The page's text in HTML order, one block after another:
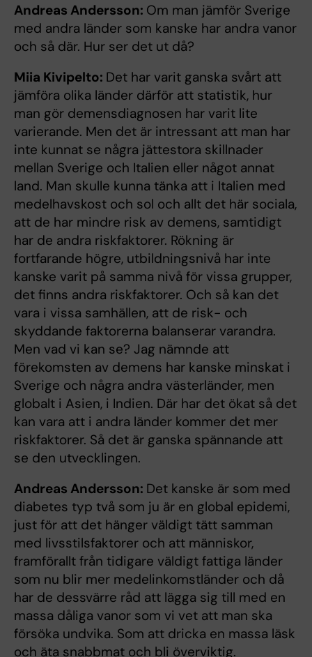
Andreas Andersson: Om man jämför Sverige
med andra länder som kanske har andra vanor
och så där. Hur ser det ut då?
Miia Kivipelto: Det har varit ganska svårt att
jämföra olika länder därför att statistik, hur
man gör demensdiagnosen har varit lite
varierande. Men det är intressant att man har
inte kunnat se några jättestora skillnader
mellan Sverige och Italien eller något annat
land. Man skulle kunna tänka att i Italien med
medelhavskost och sol och allt det här sociala,
att de har mindre risk av demens, samtidigt
har de andra riskfaktorer. Rökning är
fortfarande högre, utbildningsnivå har inte
kanske varit på samma nivå för vissa grupper,
det finns andra riskfaktorer. Och så kan det
vara i vissa samhällen, att de risk- och
skyddande faktorerna balanserar varandra.
Men vad vi kan se? Jag nämnde att
förekomsten av demens har kanske minskat i
Sverige och några andra västerländer, men
globalt i Asien, i Indien. Där har det ökat så det
kan vara att i andra länder kommer det mer
riskfaktorer. Så det är ganska spännande att
se den utvecklingen.
Andreas Andersson: Det kanske är som med
diabetes typ två som ju är en global epidemi,
just för att det hänger väldigt tätt samman
med livsstilsfaktorer och att människor,
framförallt från tidigare väldigt fattiga länder
som nu blir mer medelinkomstländer och då
har de dessvärre råd att lägga sig till med en
massa dåliga vanor som vi vet att man ska
försöka undvika. Som att dricka en massa läsk
och äta snabbmat och bli överviktig.